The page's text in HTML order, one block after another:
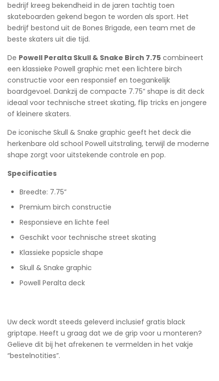
bedrijf kreeg bekendheid in de jaren tachtig toen
skateboarden gekend begon te worden als sport. Het
bedrijf bestond uit de Bones Brigade, een team met de
beste skaters uit die tijd.
De Powell Peralta Skull & Snake Birch 7.75 combineert
een klassieke Powell graphic met een lichtere birch
constructie voor een responsief en toegankelijk
boardgevoel. Dankzij de compacte 7.75” shape is dit deck
ideaal voor technische street skating, flip tricks en jongere
of kleinere skaters.
De iconische Skull & Snake graphic geeft het deck die
herkenbare old school Powell uitstraling, terwijl de moderne
shape zorgt voor uitstekende controle en pop.
Specificaties
Breedte: 7.75”
Premium birch constructie
Responsieve en lichte feel
Geschikt voor technische street skating
Klassieke popsicle shape
Skull & Snake graphic
Powell Peralta deck
Uw deck wordt steeds geleverd inclusief gratis black
griptape. Heeft u graag dat we de grip voor u monteren?
Gelieve dit bij het afrekenen te vermelden in het vakje
“bestelnotities”.